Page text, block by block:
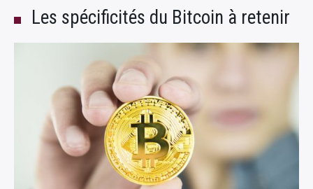
Les spécificités du Bitcoin à retenir